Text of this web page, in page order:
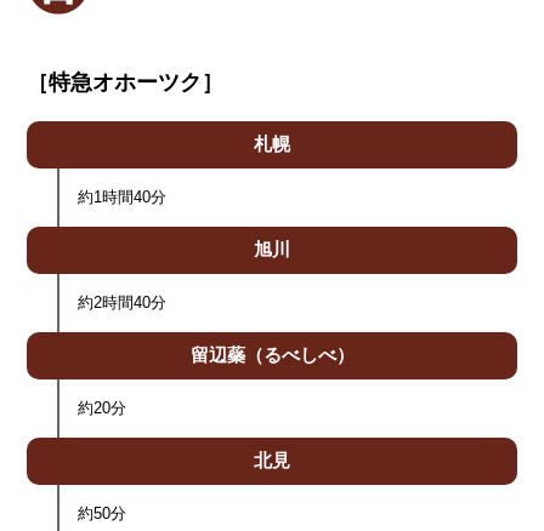
［特急オホーツク］
札幌
約1時間40分
旭川
約2時間40分
留辺蘂（るべしべ）
約20分
北見
約50分